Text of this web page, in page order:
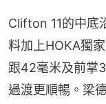
Clifton 11的中底
料加上HOKA獨
跟42毫米及前掌
過渡更順暢。梁